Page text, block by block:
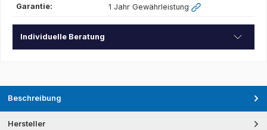
Garantie: 1 Jahr Gewährleistung
Individuelle Beratung
Beschreibung
Hersteller